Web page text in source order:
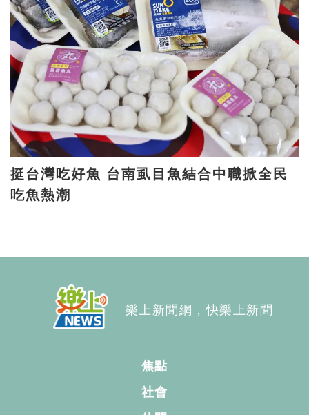
挺台灣吃好魚 台南虱目魚結合中職掀全民
吃魚熱潮
樂上新聞網，快樂上新聞
焦點
社會